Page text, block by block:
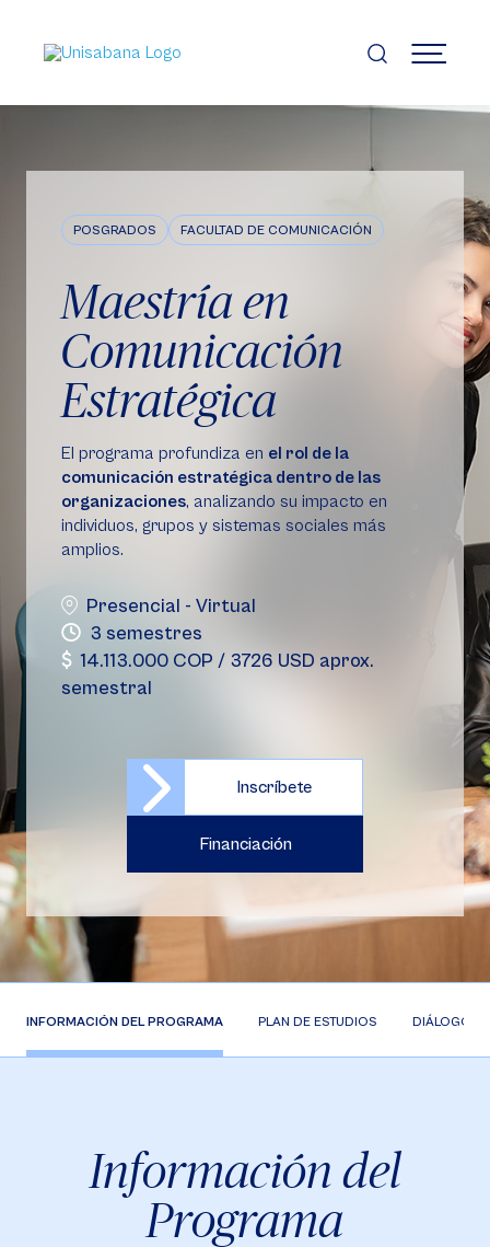
contenido
principal
MENÚ
POSGRADOS FACULTAD DE COMUNICACIÓN
Maestría en
Comunicación
Estratégica
El programa profundiza en el rol de la
comunicación estratégica dentro de las
organizaciones, analizando su impacto en
individuos, grupos y sistemas sociales más
amplios.
3 semestres
Presencial - Virtual
14.113.000 COP / 3726 USD aprox.
semestral
Inscríbete
Financiación
INFORMACIÓN DEL PROGRAMA PLAN DE ESTUDIOS DIÁLOGOS
Información del
Programa